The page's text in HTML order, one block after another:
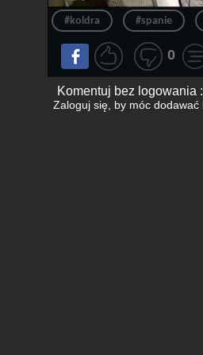
#koldra #spanie
0
Komentuj bez logowania
Zaloguj się, by móc dodawać